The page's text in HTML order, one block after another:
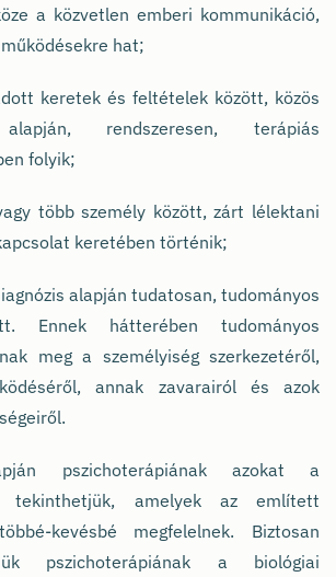
emberi kommunikáció,
hat;
és feltételek között, közös
alapján, rendszeresen, terápiás
folyik;
személy között, zárt lélektani
keretében történik;
alapján tudatosan, tudományos
Ennek hátterében tudományos
meg a személyiség szerkezetéről,
annak zavarairól és azok
pszichoterápiának azokat a
tekinthetjük, amelyek az említett
kevésbé megfelelnek. Biztosan
pszichoterápiának a biológiai